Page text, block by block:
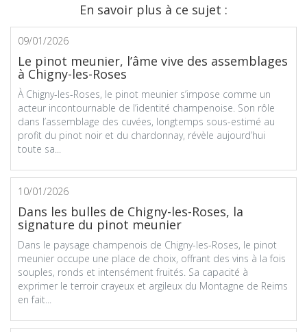
En savoir plus à ce sujet :
09/01/2026
Le pinot meunier, l’âme vive des assemblages
à Chigny-les-Roses
À Chigny-les-Roses, le pinot meunier s’impose comme un
acteur incontournable de l’identité champenoise. Son rôle
dans l’assemblage des cuvées, longtemps sous-estimé au
profit du pinot noir et du chardonnay, révèle aujourd’hui
toute sa...
10/01/2026
Dans les bulles de Chigny-les-Roses, la
signature du pinot meunier
Dans le paysage champenois de Chigny-les-Roses, le pinot
meunier occupe une place de choix, offrant des vins à la fois
souples, ronds et intensément fruités. Sa capacité à
exprimer le terroir crayeux et argileux du Montagne de Reims
en fait...